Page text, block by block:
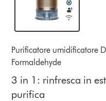
Purificatore umidificatore
Formaldehyde
3 in 1: rinfresca in
purifica